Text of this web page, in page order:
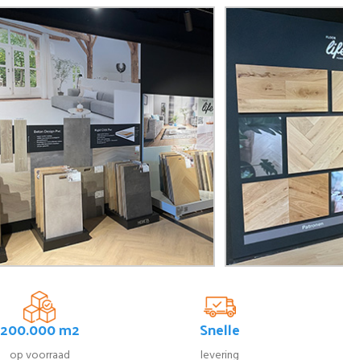
200.000 m2
op voorraad
Snelle
levering